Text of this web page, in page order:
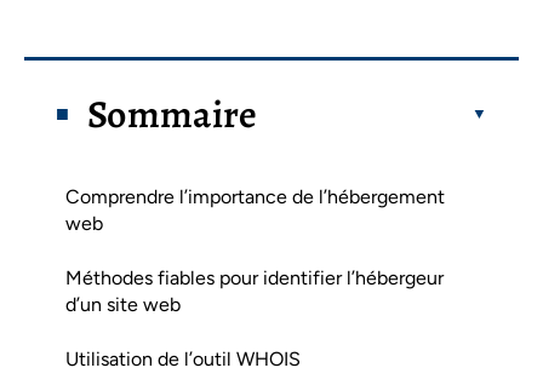
Sommaire
Comprendre l’importance de l’hébergement
web
Méthodes fiables pour identifier l’hébergeur
d’un site web
Utilisation de l’outil WHOIS